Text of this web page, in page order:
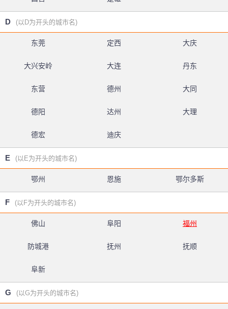
D (以D为开头的城市名)
东莞 定西 大庆
大兴安岭 大连 丹东
东营 德州 大同
德阳 达州 大理
德宏 迪庆
E (以E为开头的城市名)
鄂州 恩施 鄂尔多斯
F (以F为开头的城市名)
佛山 阜阳 福州
防城港 抚州 抚顺
阜新
G (以G为开头的城市名)